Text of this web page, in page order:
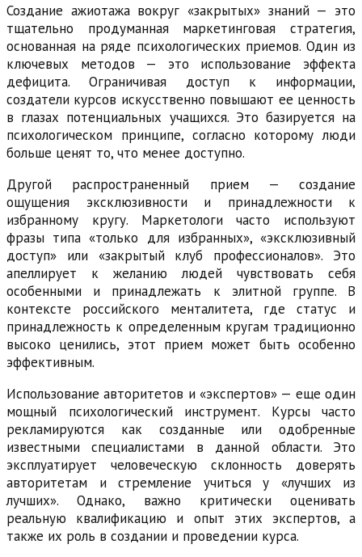
Создание ажиотажа вокруг «закрытых» знаний — это
тщательно продуманная маркетинговая стратегия,
основанная на ряде психологических приемов. Один из
ключевых методов — это использование эффекта
дефицита. Ограничивая доступ к информации,
создатели курсов искусственно повышают ее ценность
в глазах потенциальных учащихся. Это базируется на
психологическом принципе, согласно которому люди
больше ценят то, что менее доступно.
Другой распространенный прием — создание
ощущения эксклюзивности и принадлежности к
избранному кругу. Маркетологи часто используют
фразы типа «только для избранных», «эксклюзивный
доступ» или «закрытый клуб профессионалов». Это
апеллирует к желанию людей чувствовать себя
особенными и принадлежать к элитной группе. В
контексте российского менталитета, где статус и
принадлежность к определенным кругам традиционно
высоко ценились, этот прием может быть особенно
эффективным.
Использование авторитетов и «экспертов» — еще один
мощный психологический инструмент. Курсы часто
рекламируются как созданные или одобренные
известными специалистами в данной области. Это
эксплуатирует человеческую склонность доверять
авторитетам и стремление учиться у «лучших из
лучших». Однако, важно критически оценивать
реальную квалификацию и опыт этих экспертов, а
также их роль в создании и проведении курса.